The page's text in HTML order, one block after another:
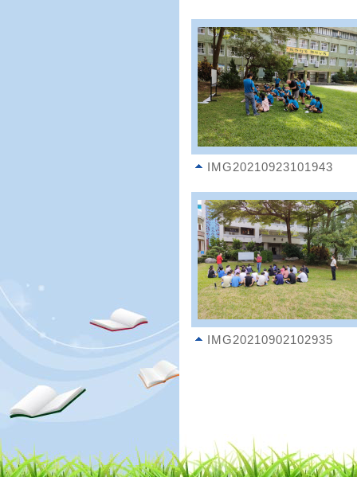
IMG20210923101943
IMG20210902102935